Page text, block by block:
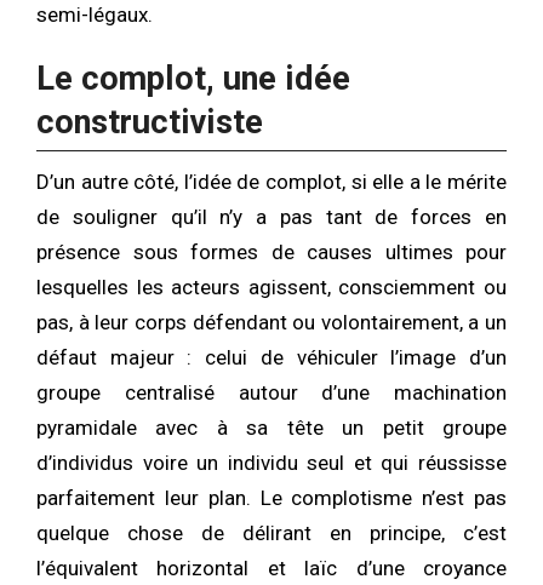
semi-légaux.
Le complot, une idée
constructiviste
D’un autre côté, l’idée de complot, si elle a le mérite
de souligner qu’il n’y a pas tant de forces en
présence sous formes de causes ultimes pour
lesquelles les acteurs agissent, consciemment ou
pas, à leur corps défendant ou volontairement, a un
défaut majeur : celui de véhiculer l’image d’un
groupe centralisé autour d’une machination
pyramidale avec à sa tête un petit groupe
d’individus voire un individu seul et qui réussisse
parfaitement leur plan. Le complotisme n’est pas
quelque chose de délirant en principe, c’est
l’équivalent horizontal et laïc d’une croyance